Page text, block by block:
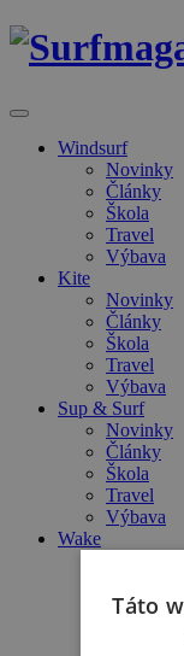
Windsurf
Novinky
Články
Škola
Travel
Výbava
Kite
Novinky
Články
Škola
Travel
Výbava
Sup & Surf
Novinky
Články
Škola
Travel
Výbava
Wake
Škola
Táto